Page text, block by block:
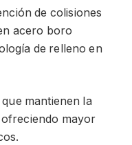
de colisiones
acero boro
de relleno en
mantienen la
mayor